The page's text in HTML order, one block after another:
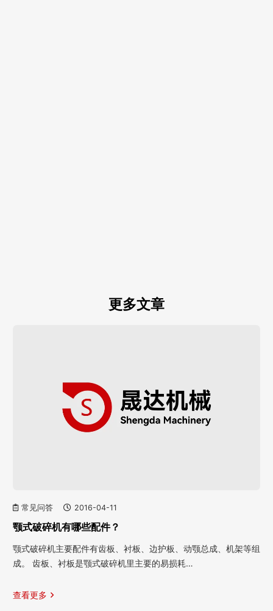
更多文章
常见问答 2016-04-11
颚式破碎机有哪些配件？
颚式破碎机主要配件有齿板、衬板、边护板、动颚总成、机架等组
成。 齿板、衬板是颚式破碎机里主要的易损耗…
查看更多